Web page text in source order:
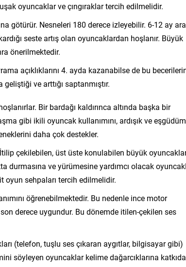
oyuncaklar ve çıngıraklar tercih edilmelidir.
götürür. Nesneleri 180 derece izleyebilir. 6-12 ay
seste artış olan oyuncaklardan hoşlanır. Büyük
önerilmektedir.
açıklıklarını 4. ayda kazanabilse de bu
ve arttığı saptanmıştır.
Bir bardağı kaldırınca altında başka bir
gibi ikili oyuncak kullanımını, ardışık ve
daha çok destekler.
çekilebilen, üst üste konulabilen büyük
durmasına ve yürümesine yardımcı olacak
oyun sehpaları tercih edilmelidir.
öğrenebilmektedir. Bu nedenle ince motor
derece uygundur. Bu dönemde itilen-çekilen ses
(telefon, tuşlu ses çıkaran aygıtlar, bilgisayar gibi)
söyleyen oyuncaklar kelime dağarcıklarına katkıda